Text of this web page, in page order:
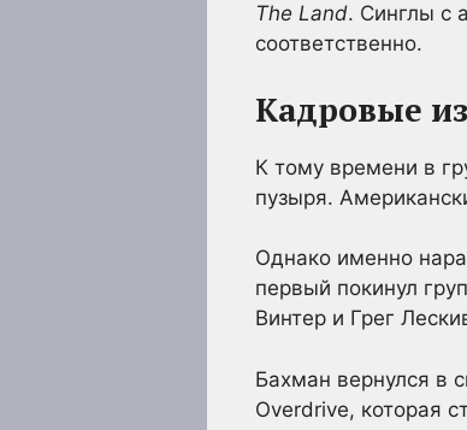
The Land. Синглы с
соответственно.
Кадровые
К тому времени в
пузыря.
Однако именно
первый покинул
Винтер и Грег
Бахман вернулся в
Overdrive, которая